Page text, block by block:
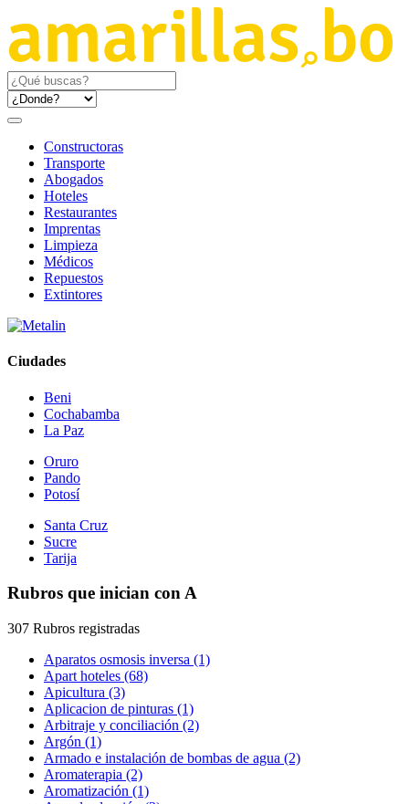
Constructoras
Transporte
Abogados
Hoteles
Restaurantes
Imprentas
Limpieza
Médicos
Repuestos
Extintores
Ciudades
Beni
Cochabamba
La Paz
Oruro
Pando
Potosí
Santa Cruz
Sucre
Tarija
Rubros que inician con A
307 Rubros registradas
Aparatos osmosis inversa (1)
Apart hoteles (68)
Apicultura (3)
Aplicacion de pinturas (1)
Arbitraje y conciliación (2)
Argón (1)
Armado e instalación de bombas de agua (2)
Aromaterapia (2)
Aromatización (1)